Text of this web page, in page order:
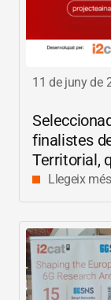
11 de juny de
finalistes
Territorial,
català per
digitals
Llegeix més